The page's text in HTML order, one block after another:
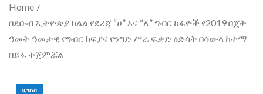
Home
በደቡብ ኢትዮጵያ ክልል የደረጃ “ሀ” እና “ለ” ግብር ከፋዮች የ2019 በጀት
ዓመት ዓመታዊ የግብር ክፍያና የንግድ ሥራ ፍቃድ ዕድሳት በሳውላ ከተማ
በይፋ ተጀምሯል
ቢዝነስ